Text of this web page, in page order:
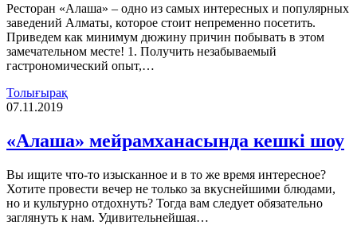
Ресторан «Алаша» – одно из самых интересных и популярных
заведений Алматы, которое стоит непременно посетить.
Приведем как минимум дюжину причин побывать в этом
замечательном месте! 1. Получить незабываемый
гастрономический опыт,…
Толығырақ
07.11.2019
«Алаша» мейрамханасында кешкі шоу
Вы ищите что-то изысканное и в то же время интересное?
Хотите провести вечер не только за вкуснейшими блюдами,
но и культурно отдохнуть? Тогда вам следует обязательно
заглянуть к нам. Удивительнейшая…